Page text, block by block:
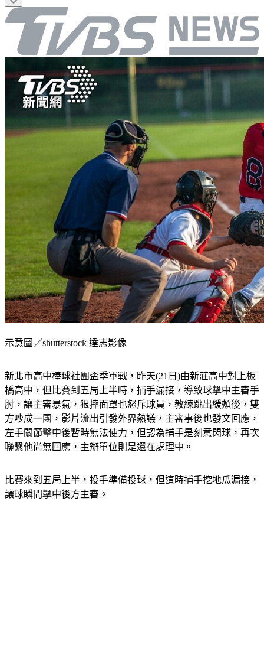
橋高中，但比賽到五局上半時，捕手漏接，導致球擊中主審手
肘，讓主審暴氣，狠摔面罩也怒斥球員，教練跳出緩頰後，雙
方吵成一團，影片流出引發外界熱議，主審事後也發文回應，
左手關節擊中後暫時無法使力，但認為捕手是刻意閃球，再次
聯繫他尚無回應，主辦單位則是還在處理中。
讓球瞬間擊中後方主審。